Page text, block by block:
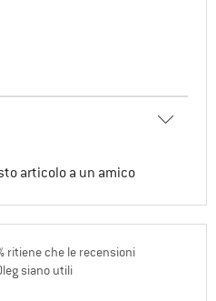
articolo a un amico
ritiene che le recensioni
siano utili